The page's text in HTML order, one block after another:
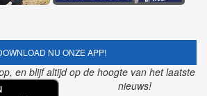
NU ONZE APP!
en blijf altijd op de hoogte van het laatste
nieuws!